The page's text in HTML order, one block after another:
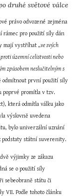
druhé světové válce
právo odvozené zejména
rámec pro použití síly dán
mají vystříhat „ve svých
územní celistvosti nebo
způsobem neslučitelným s
odmítnout první použití síly
poprvé promítla v tzv.
která odmítla válku jako
výslovně uvedena
bylo univerzální uznání
podstaty státní suverenity.
výjimky ze zákazu
se o použití síly
sebeobraně státu či
VII. Podle tohoto článku